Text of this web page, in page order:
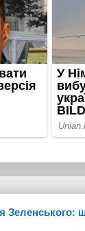
Зеленського: